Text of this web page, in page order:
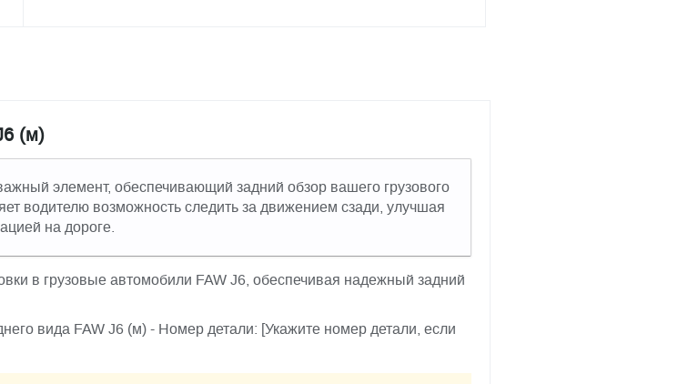
(м)
элемент, обеспечивающий задний обзор вашего грузового
водителю возможность следить за движением сзади, улучшая
на дороге.
в грузовые автомобили FAW J6, обеспечивая надежный задний
вида FAW J6 (м) - Номер детали: [Укажите номер детали, если